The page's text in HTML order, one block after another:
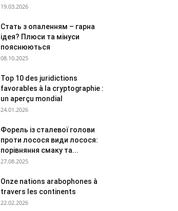
19.03.2026
Стать з опаленням – гарна
ідея? Плюси та мінуси
пояснюються
08.10.2025
Top 10 des juridictions
favorables à la cryptographie :
un aperçu mondial
24.01.2026
Форель із сталевої голови
проти лосося види лосося:
порівняння смаку та...
27.08.2025
Onze nations arabophones à
travers les continents
22.02.2026